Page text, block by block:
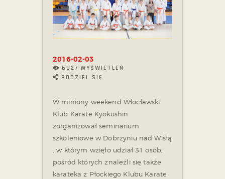
2016-02-03
6027 WYŚWIETLEŃ
PODZIEL SIĘ
W miniony weekend Włocławski
Klub Karate Kyokushin
zorganizował seminarium
szkoleniowe w Dobrzyniu nad Wisłą
, w którym wzięło udział 31 osób,
pośród których znaleźli się także
karateka z Płockiego Klubu Karate